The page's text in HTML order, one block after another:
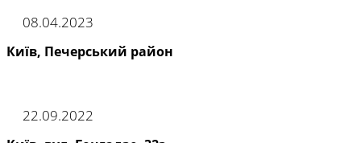
08.04.2023
Київ, Печерський район
22.09.2022